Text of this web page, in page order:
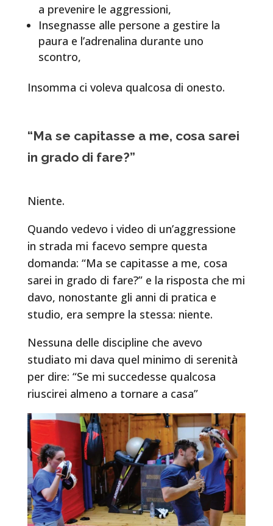
a prevenire le aggressioni,
Insegnasse alle persone a gestire la
paura e l’adrenalina durante uno
scontro,
Insomma ci voleva qualcosa di onesto.
“Ma se capitasse a me, cosa sarei
in grado di fare?”
Niente.
Quando vedevo i video di un’aggressione
in strada mi facevo sempre questa
domanda: “Ma se capitasse a me, cosa
sarei in grado di fare?” e la risposta che mi
davo, nonostante gli anni di pratica e
studio, era sempre la stessa: niente.
Nessuna delle discipline che avevo
studiato mi dava quel minimo di serenità
per dire: “Se mi succedesse qualcosa
riuscirei almeno a tornare a casa”